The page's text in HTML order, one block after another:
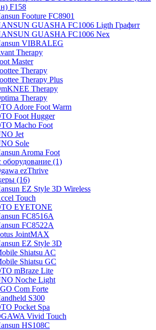
F158
Footure FC8901
GUASHA FC1006 Ligth Графит
GUASHA FC1006 Nex
VIBRALEG
Therapy
Master
Therapy
Therapy Plus
Therapy
Therapy
Adore Foot Warm
Foot Hugger
Macho Foot
Jet
Sole
Aroma Foot
(1)
ezThrive
(16)
EZ Style 3D Wireless
Touch
EYETONE
FC8516A
FC8522A
JointMAX
EZ Style 3D
Shiatsu AC
Shiatsu GC
mBraze Lite
Noche Light
Com Forte
S300
Pocket Spa
Vivid Touch
HS108C